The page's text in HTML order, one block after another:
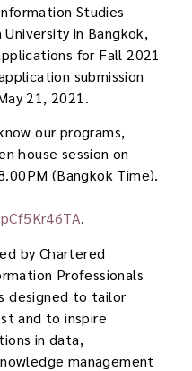
Studies
in Bangkok,
for Fall 2021
submission
21, 2021.
our programs,
house session on
(Bangkok Time).
.
by Chartered
Professionals
designed to tailor
and to inspire
in data,
management